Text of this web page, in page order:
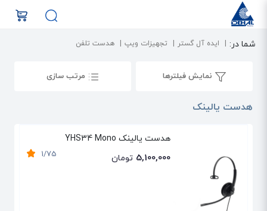
شما در: ایده آل گستر تجهیزات ویپ هدست تلفن
نمایش فیلترها
هدست یالینک
هدست یالینک YHS34 Mono
1/75 5,100,000 تومان